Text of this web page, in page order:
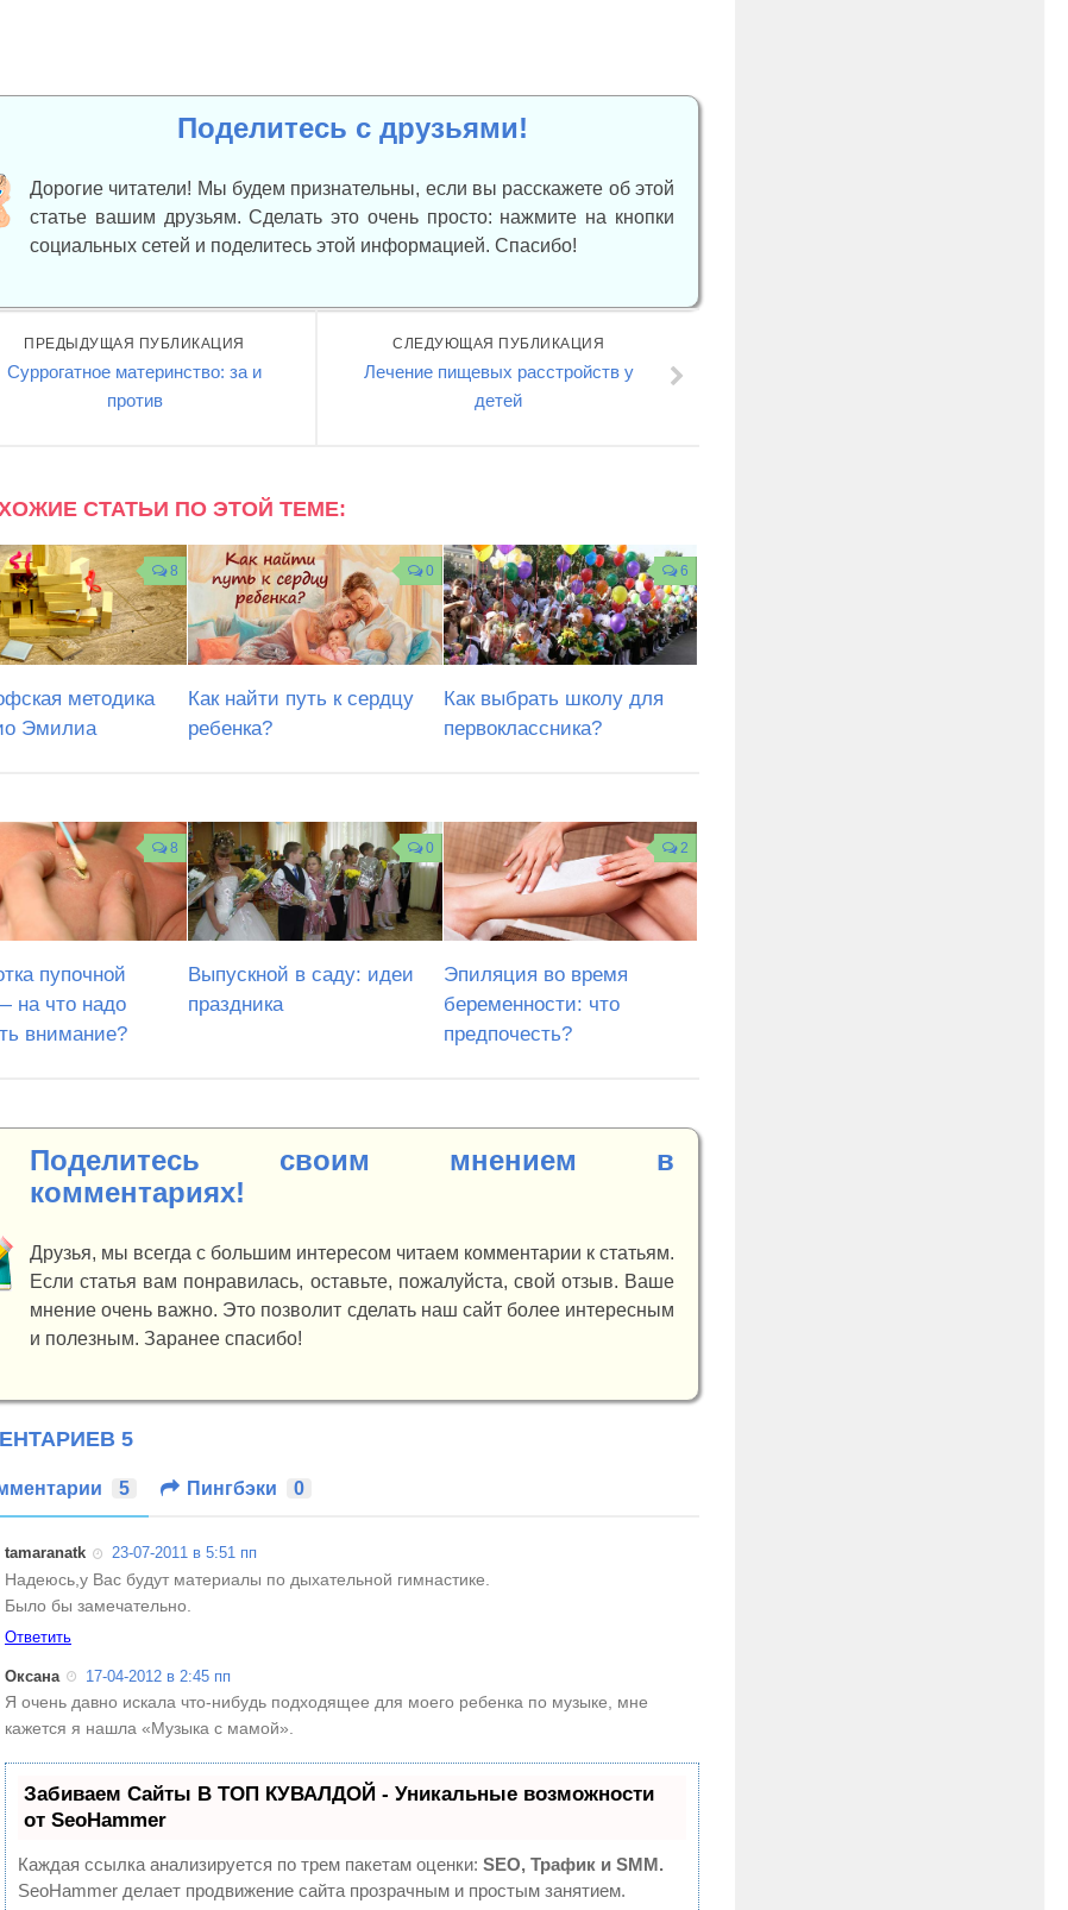
Поделитесь с друзьями!
Дорогие читатели! Мы будем признательны, если вы расскажете об этой
статье вашим друзьям. Сделать это очень просто: нажмите на кнопки
социальных сетей и поделитесь этой информацией. Спасибо!
СЛЕДУЮЩАЯ ПУБЛИКАЦИЯ
Лечение пищевых расстройств у
детей
ПРЕДЫДУЩАЯ ПУБЛИКАЦИЯ
Суррогатное материнство: за и
против
СТАТЬИ ПО ЭТОЙ ТЕМЕ:
8
методика
Эмилиа
0
Как найти путь к сердцу
ребенка?
6
Как выбрать школу для
первоклассника?
8
пупочной
на что надо
внимание?
0
Выпускной в саду: идеи
праздника
2
Эпиляция во время
беременности: что
предпочесть?
Поделитесь своим мнением в
комментариях!
Друзья, мы всегда с большим интересом читаем комментарии к статьям.
Если статья вам понравилась, оставьте, пожалуйста, свой отзыв. Ваше
мнение очень важно. Это позволит сделать наш сайт более интересным
и полезным. Заранее спасибо!
5
5 Пингбэки 0
tamaranatk 23-07-2011 в 5:51 пп
Надеюсь,у Вас будут материалы по дыхательной гимнастике.
Было бы замечательно.
Ответить
Оксана 17-04-2012 в 2:45 пп
Я очень давно искала что-нибудь подходящее для моего ребенка по музыке, мне
кажется я нашла «Музыка с мамой».
Забиваем Сайты В ТОП КУВАЛДОЙ - Уникальные возможности
от SeoHammer
Каждая ссылка анализируется по трем пакетам оценки: SEO, Трафик и SMM.
SeoHammer делает продвижение сайта прозрачным и простым занятием.